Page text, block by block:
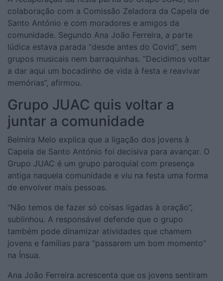
colaboração com a Comissão Zeladora da Capela de
Santo António e com moradores e amigos da
comunidade. Segundo Ana João Ferreira, a parte
lúdica estava parada “desde antes do Covid”, sem
grupos musicais nem barraquinhas. “Decidimos voltar
a dar aqui um bocadinho de vida à festa e reavivar
memórias”, afirmou.
Grupo JUAC quis voltar a
juntar a comunidade
Belmira Melo explica que a ligação dos jovens à
Capela de Santo António foi decisiva para avançar. O
Grupo JUAC é um grupo paroquial com presença
antiga naquela comunidade e viu na festa uma forma
de envolver mais pessoas.
“Não temos de fazer só coisas ligadas à oração”,
sublinhou. A responsável defende que o grupo
também pode dinamizar atividades que chamem
jovens e famílias para “passarem um bom momento”
na Ínsua.
Ana João Ferreira acrescenta que os jovens sentiram